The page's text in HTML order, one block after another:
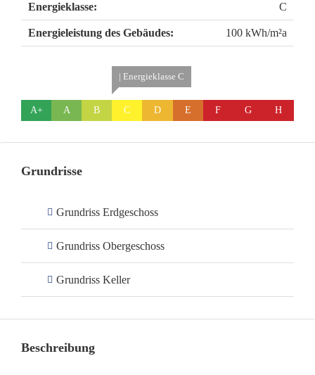
Energieklasse: C
Energieleistung des Gebäudes: 100 kWh/m²a
A+ A B
| Energieklasse C
C D E F G H
Grundrisse
Grundriss Erdgeschoss
Grundriss Obergeschoss
Grundriss Keller
Beschreibung